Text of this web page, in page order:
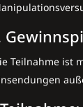
Teilnahme ist